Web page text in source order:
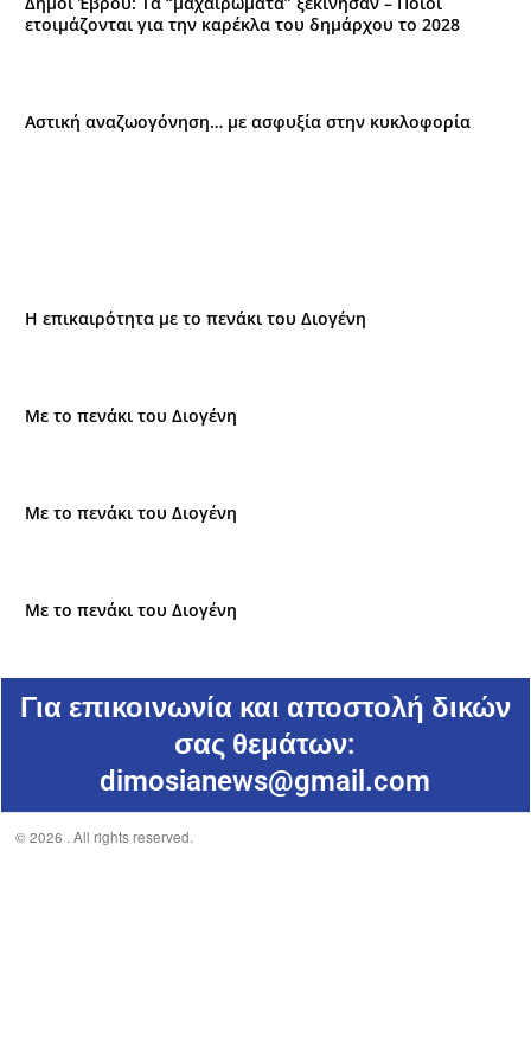
ετοιμάζονται για την καρέκλα του δημάρχου το 2028
Αστική αναζωογόνηση… με ασφυξία στην κυκλοφορία
Η επικαιρότητα με το πενάκι του Διογένη
Με το πενάκι του Διογένη
Με το πενάκι του Διογένη
Με το πενάκι του Διογένη
Για επικοινωνία και αποστολή δικών
σας θεμάτων:
dimosianews@gmail.com
© 2026 . All rights reserved.